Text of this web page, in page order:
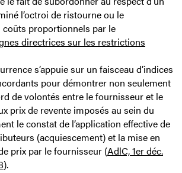
l’octroi de ristourne ou le
proportionnels par le
directrices sur les restrictions
s’appuie sur un faisceau d’indices
pour démontrer non seulement
de volontés entre le fournisseur et le
prix de revente imposés au sein du
le constat de l’application effective de
(acquiescement) et la mise en
prix par le fournisseur (AdlC, 1er déc.
).